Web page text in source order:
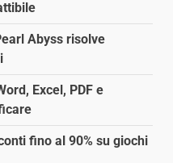
Abyss risolve
Excel, PDF e
fino al 90% su giochi